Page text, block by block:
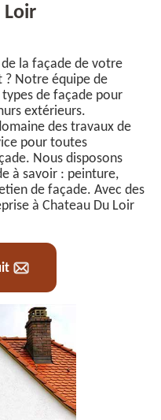
Loir
la façade de votre
Notre équipe de
de façade pour
extérieurs.
des travaux de
pour toutes
Nous disposons
à savoir : peinture,
de façade. Avec des
à Chateau Du Loir